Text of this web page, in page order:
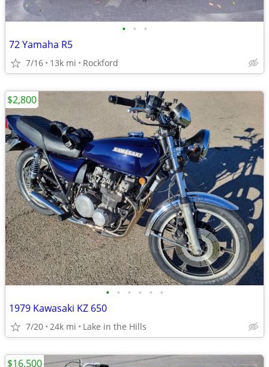
• • •
72 Yamaha R5
7/16 13k mi Rockford
• • • • • •
1979 Kawasaki KZ 650
7/20 24k mi Lake in the Hills
$2,800
$16,500